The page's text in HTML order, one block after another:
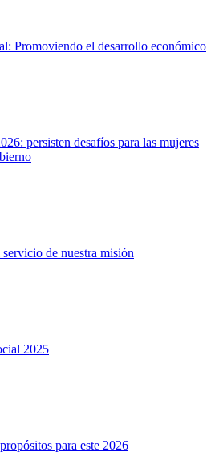
Promoviendo el desarrollo económico
persisten desafíos para las mujeres
de nuestra misión
2025
para este 2026